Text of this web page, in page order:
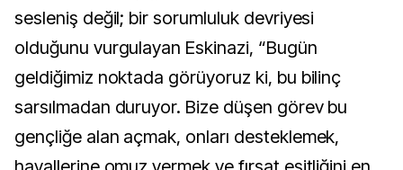
sesleniş değil; bir sorumluluk devriyesi
olduğunu vurgulayan Eskinazi, “Bugün
geldiğimiz noktada görüyoruz ki, bu bilinç
sarsılmadan duruyor. Bize düşen görev bu
gençliğe alan açmak, onları desteklemek,